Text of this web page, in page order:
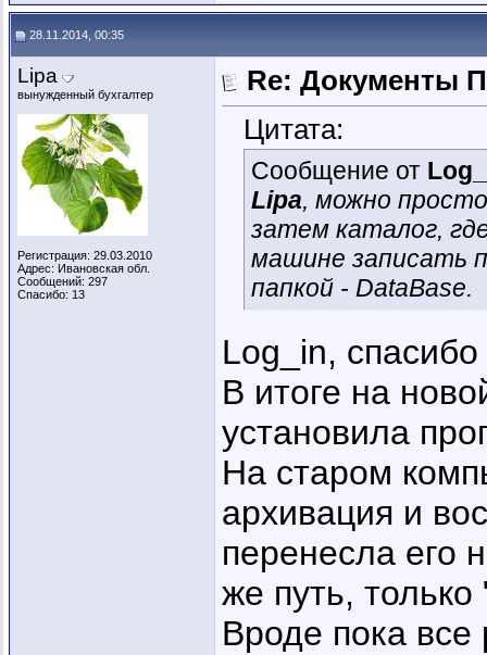
28.11.2014, 00:35
Lipa
вынужденный бухгалтер
Регистрация: 29.03.2010
Адрес: Ивановская обл.
Сообщений: 297
Спасибо: 13
Re: Документы
Цитата:
Сообщение от
Lipa, можно
затем каталог,
машине записать
папкой - DataBase.
Log_in,
В итоге на
установила
На старом
архивация и
перенесла его
же путь, только
Вроде пока все